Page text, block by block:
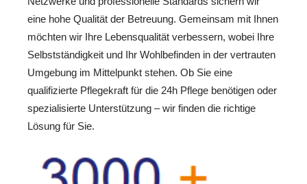
eine hohe Qualität der Betreuung. Gemeinsam mit Ihnen
möchten wir Ihre Lebensqualität verbessern, wobei Ihre
Selbstständigkeit und Ihr Wohlbefinden in der vertrauten
Umgebung im Mittelpunkt stehen. Ob Sie eine
qualifizierte Pflegekraft für die 24h Pflege benötigen oder
spezialisierte Unterstützung – wir finden die richtige
Lösung für Sie.